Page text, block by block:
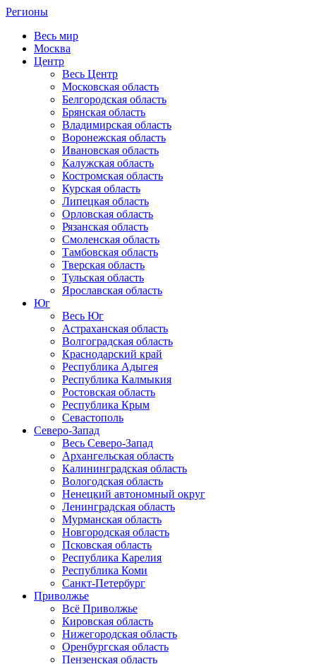
Регионы
Весь мир
Москва
Центр
Весь Центр
Московская область
Белгородская область
Брянская область
Владимирская область
Воронежская область
Ивановская область
Калужская область
Костромская область
Курская область
Липецкая область
Орловская область
Рязанская область
Смоленская область
Тамбовская область
Тверская область
Тульская область
Ярославская область
Юг
Весь Юг
Астраханская область
Волгоградская область
Краснодарский край
Республика Адыгея
Республика Калмыкия
Ростовская область
Республика Крым
Севастополь
Северо-Запад
Весь Северо-Запад
Архангельская область
Калининградская область
Вологодская область
Ненецкий автономный округ
Ленинградская область
Мурманская область
Новгородская область
Псковская область
Республика Карелия
Республика Коми
Санкт-Петербург
Приволжье
Всё Приволжье
Кировская область
Нижегородская область
Оренбургская область
Пензенская область